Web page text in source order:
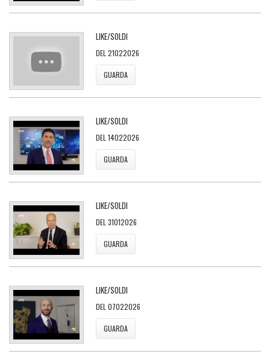
LIKE/SOLDI
DEL 21022026
GUARDA
LIKE/SOLDI
DEL 14022026
GUARDA
LIKE/SOLDI
DEL 31012026
GUARDA
LIKE/SOLDI
DEL 07022026
GUARDA